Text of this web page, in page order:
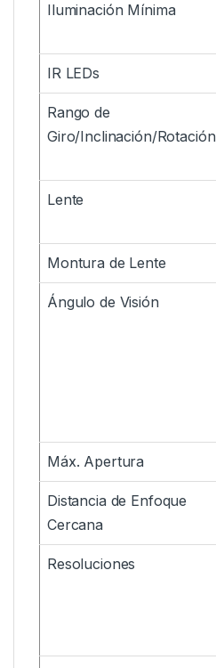
Iluminación Mínima
IR LEDs
Rango de
Giro/Inclinación/Rotación
Lente
Montura de Lente
Ángulo de Visión
Máx. Apertura
Distancia de Enfoque
Cercana
Resoluciones